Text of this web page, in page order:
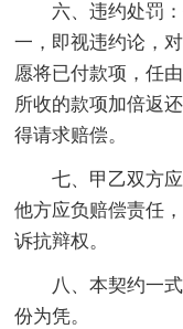
六、违约处罚
一，即视违约论，
愿将已付款项，任
所收的款项加倍返
得请求赔偿。
七、甲乙双方
他方应负赔偿责任
诉抗辩权。
八、本契约一
份为凭。